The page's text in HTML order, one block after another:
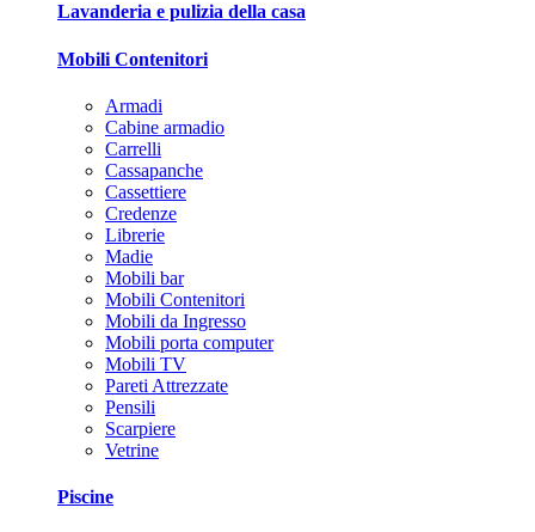
Lavanderia e pulizia della casa
Mobili Contenitori
Armadi
Cabine armadio
Carrelli
Cassapanche
Cassettiere
Credenze
Librerie
Madie
Mobili bar
Mobili Contenitori
Mobili da Ingresso
Mobili porta computer
Mobili TV
Pareti Attrezzate
Pensili
Scarpiere
Vetrine
Piscine